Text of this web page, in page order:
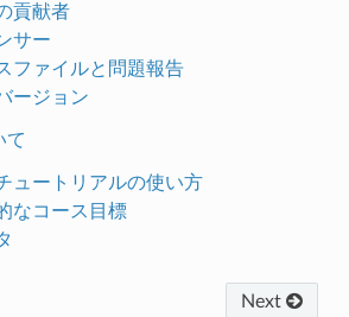
貢献者
サー
ファイルと問題報告
ージョン
て
ュートリアルの使い方
なコース目標
Next